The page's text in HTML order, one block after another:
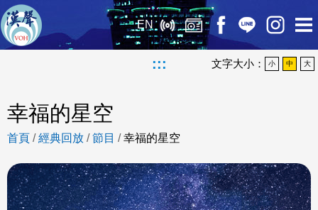
EN
::: 文字大小： 小 中 大
幸福的星空
首頁 /經典回放 /節目 /幸福的星空